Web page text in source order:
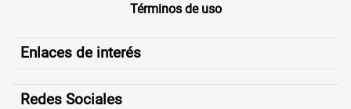
Términos de uso
Enlaces de interés
Redes Sociales